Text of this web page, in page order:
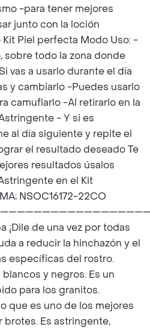
-para tener mejores
junto con la loción
Piel perfecta Modo Uso: -
sobre todo la zona donde
vas a usarlo durante el día
y cambiarlo -Puedes usarlo
camuflarlo -Al retirarlo en la
- Y si es
al día siguiente y repite el
el resultado deseado Te
resultados úsalos
en el Kit
NSOC16172-22CO
¡Dile de una vez por todas
a reducir la hinchazón y el
específicas del rostro.
y negros. Es un
para los granitos.
que es uno de los mejores
Es astringente,